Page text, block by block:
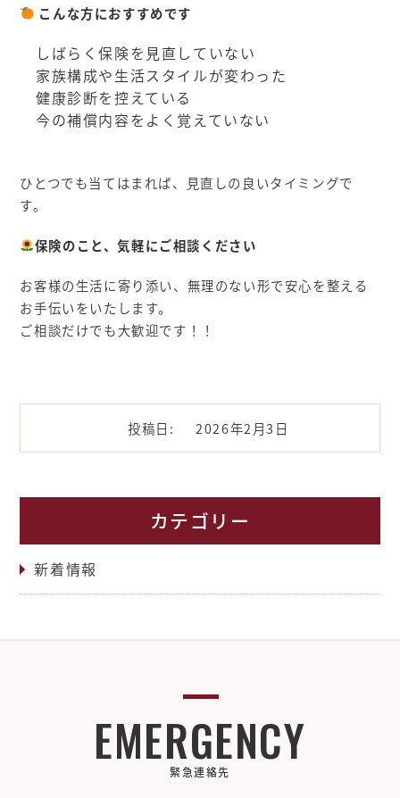
こんな方におすすめです
しばらく保険を見直していない
家族構成や生活スタイルが変わった
健康診断を控えている
今の補償内容をよく覚えていない
ひとつでも当てはまれば、見直しの良いタイミングで
す。
保険のこと、気軽にご相談ください
お客様の生活に寄り添い、無理のない形で安心を整える
お手伝いをいたします。
ご相談だけでも大歓迎です！！
投稿日: 2026年2月3日
カテゴリー
新着情報
EMERGENCY
緊急連絡先